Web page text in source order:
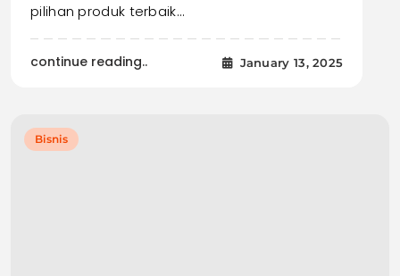
pilihan produk terbaik…
continue reading.. January 13, 2025
Bisnis